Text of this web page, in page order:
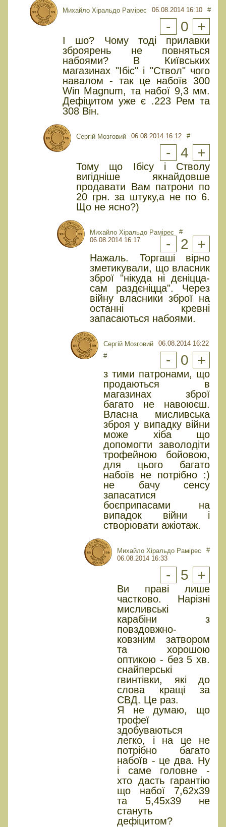
Михайло Хіральдо Рамірес 06.08.2014 16:10 #
- 0 +
І шо? Чому тоді прилавки
зброярень не повняться
набоями? В Київських
магазинах "Ібіс" і "Ствол" чого
навалом - так це набоїв 300
Win Magnum, та набої 9,3 мм.
Дефіцитом уже є .223 Рем та
308 Він.
Сергій Мозговий 06.08.2014 16:12 #
- 4 +
Тому що Ібісу і Стволу
вигідніше якнайдовше
продавати Вам патрони по
20 грн. за штуку,а не по 6.
Що не ясно?)
Михайло Хіральдо Рамірес
06.08.2014 16:17
#
- 2 +
Нажаль. Торгаші вірно
зметикували, що власник
зброї "нікуда ні дєніцца-
сам раздєніцца". Через
війну власники зброї на
останні кревні
запасаються набоями.
Сергій Мозговий
06.08.2014 16:22
#
- 0 +
з тими патронами, що
продаються в
магазинах зброї
багато не навоюєш.
Власна мисливська
зброя у випадку війни
може хіба що
допомогти заволодіти
трофейною бойовою,
для цього багато
набоїв не потрібно :)
не бачу сенсу
запасатися
боєприпасами на
випадок війни і
створювати ажіотаж.
Михайло Хіральдо Рамірес
06.08.2014 16:33
#
- 5 +
Ви праві лише
частково. Нарізні
мисливські
карабіни з
повздовжно-
ковзним затвором
та хорошою
оптикою - без 5 хв.
снайперські
гвинтівки, які до
слова кращі за
СВД. Це раз.
Я не думаю, що
трофеї
здобуваються
легко, і на це не
потрібно багато
набоїв - це два. Ну
і саме головне -
хто дасть гарантію
що набої 7,62х39
та 5,45х39 не
стануть
дефіцитом?